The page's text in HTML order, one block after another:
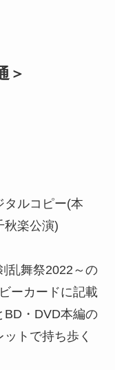
＞
タルコピー(本
秋楽公演)
乱舞祭2022～の
ーカードに記載
BD・DVD本編の
トで持ち歩く